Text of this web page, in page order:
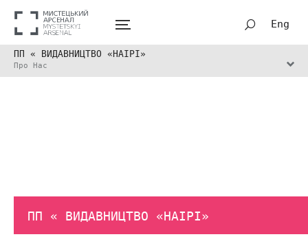
Eng
ПП « ВИДАВНИЦТВО «НАІРІ»
Про Нас
ПП « ВИДАВНИЦТВО «НАІРІ»